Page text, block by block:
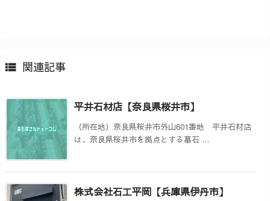
 関連記事
平井石材店【奈良県桜井市】
（所在地）奈良県桜井市外山601番地 平井石材店
は、奈良県桜井市を拠点とする墓石 ...
株式会社石工平岡【兵庫県伊丹市】